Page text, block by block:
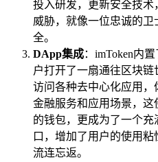
投入研发，更新安全技
威胁，就像一位忠诚的
全。
DApp集成：imToken内
户打开了一扇通往区块
访问各种去中心化应用
金融服务和应用场景，这
的钱包，更成为了一个
口，增加了用户的使用粘
流连忘返。